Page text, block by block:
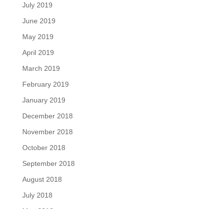
July 2019
June 2019
May 2019
April 2019
March 2019
February 2019
January 2019
December 2018
November 2018
October 2018
September 2018
August 2018
July 2018